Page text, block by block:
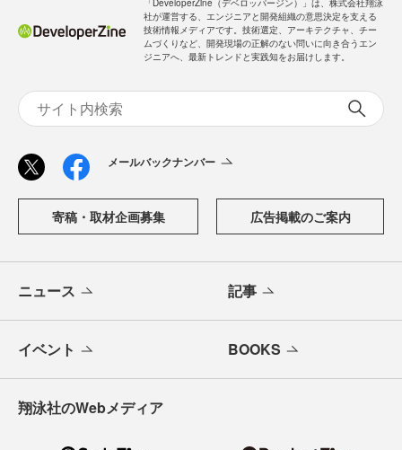
ログイン
技術情報メディアです。技術選定、アーキテクチャ、チー
ムづくりなど、開発現場の正解のない問いに向き合うエン
ジニアへ、最新トレンドと実践知をお届けします。